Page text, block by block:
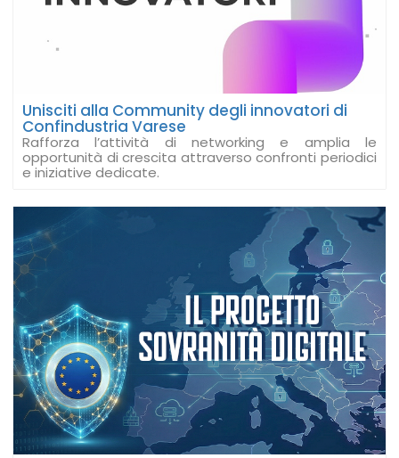
Unisciti alla Community degli innovatori di
Confindustria Varese
Rafforza l’attività di networking e amplia le
opportunità di crescita attraverso confronti periodici
e iniziative dedicate.